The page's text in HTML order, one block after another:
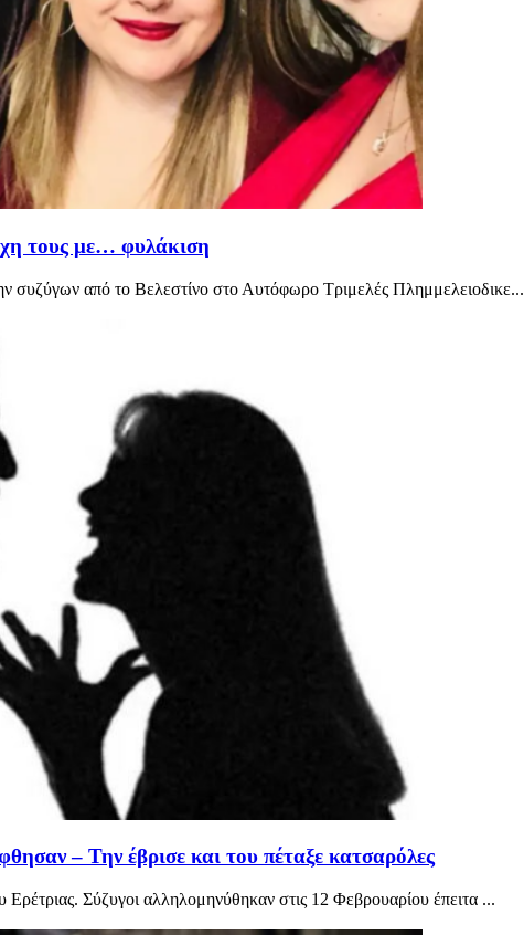
τους με… φυλάκιση
συζύγων από το Βελεστίνο στο Αυτόφωρο Τριμελές Πλημμελειοδικε...
– Την έβρισε και του πέταξε κατσαρόλες
Σύζυγοι αλληλομηνύθηκαν στις 12 Φεβρουαρίου έπειτα ...